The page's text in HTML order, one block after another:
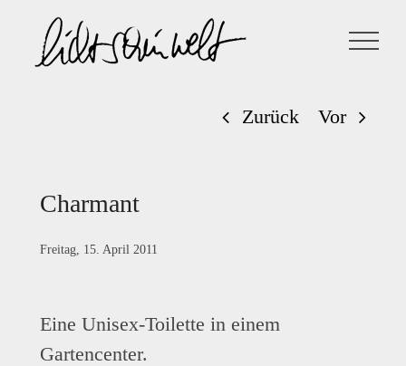
Inhalt
springen
Zurück
Vor
Charmant
Freitag, 15. April 2011
Eine Unisex-Toilette in einem
Gartencenter.